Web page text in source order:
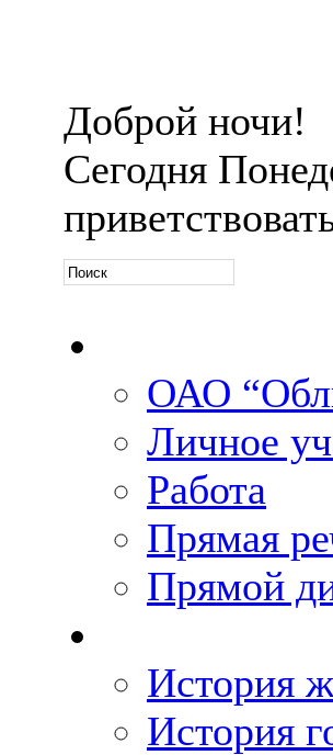
Доброй ночи!
Сегодня
ОАО
Личное
Работа
Прямая
Прямой
История
История